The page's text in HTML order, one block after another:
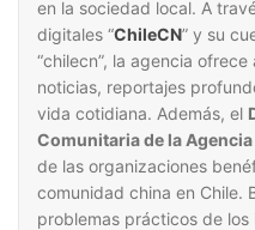
en la sociedad local. A
digitales “ChileCN” y su
“chilecn”, la agencia
noticias, reportajes
vida cotidiana. Además, el
Comunitaria de la
de las organizaciones
comunidad china en Chile.
problemas prácticos de